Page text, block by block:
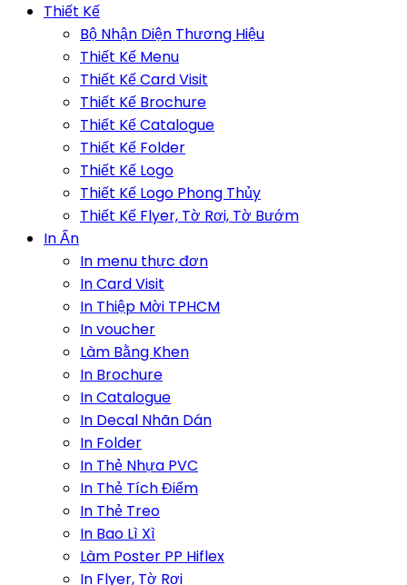
Thiết Kế
Bộ Nhận Diện Thương Hiệu
Thiết Kế Menu
Thiết Kế Card Visit
Thiết Kế Brochure
Thiết Kế Catalogue
Thiết Kế Folder
Thiết Kế Logo
Thiết Kế Logo Phong Thủy
Thiết Kế Flyer, Tờ Rơi, Tờ Bướm
In Ấn
In menu thực đơn
In Card Visit
In Thiệp Mời TPHCM
In voucher
Làm Bằng Khen
In Brochure
In Catalogue
In Decal Nhãn Dán
In Folder
In Thẻ Nhựa PVC
In Thẻ Tích Điểm
In Thẻ Treo
In Bao Lì Xì
Làm Poster PP Hiflex
In Flyer, Tờ Rơi